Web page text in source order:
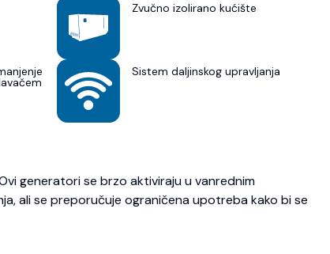
Zvučno izolirano kućište
Sistem daljinskog upravljanja
generatori se brzo aktiviraju u vanrednim
ali se preporučuje ograničena upotreba kako bi se